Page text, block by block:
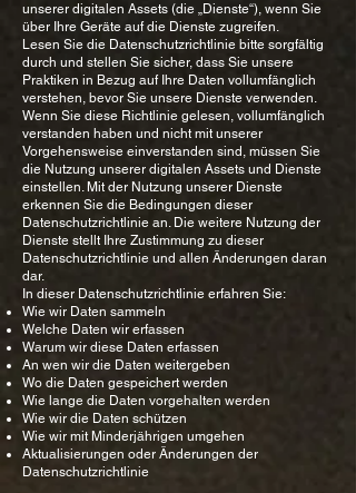
unserer digitalen Assets (die „Dienste“), wenn Sie
über Ihre Geräte auf die Dienste zugreifen.
Lesen Sie die Datenschutzrichtlinie bitte sorgfältig
durch und stellen Sie sicher, dass Sie unsere
Praktiken in Bezug auf Ihre Daten vollumfänglich
verstehen, bevor Sie unsere Dienste verwenden.
Wenn Sie diese Richtlinie gelesen, vollumfänglich
verstanden haben und nicht mit unserer
Vorgehensweise einverstanden sind, müssen Sie
die Nutzung unserer digitalen Assets und Dienste
einstellen. Mit der Nutzung unserer Dienste
erkennen Sie die Bedingungen dieser
Datenschutzrichtlinie an. Die weitere Nutzung der
Dienste stellt Ihre Zustimmung zu dieser
Datenschutzrichtlinie und allen Änderungen daran
dar.
In dieser Datenschutzrichtlinie erfahren Sie:
Wie wir Daten sammeln
Welche Daten wir erfassen
Warum wir diese Daten erfassen
An wen wir die Daten weitergeben
Wo die Daten gespeichert werden
Wie lange die Daten vorgehalten werden
Wie wir die Daten schützen
Wie wir mit Minderjährigen umgehen
Aktualisierungen oder Änderungen der
Datenschutzrichtlinie